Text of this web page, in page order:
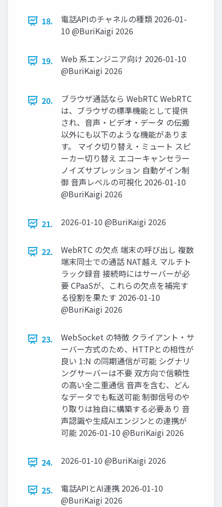
18.
電話APIのチャネルの種類 2026-01-
10 @BuriKaigi 2026
19.
Web 系エンジニア向け 2026-01-10
@BuriKaigi 2026
20.
ブラウザ通話なら WebRTC WebRTC
は、ブラウザの標準機能として提供
され、⾳声・ビデオ・データ の伝搬
以外にも以下のような機能がありま
す。 マイク切り替え・ミュート スピ
ーカー切り替え エコーキャンセラー
ノイズサプレッション ⾃動ゲイン制
御 ⾳声レベルの可視化 2026-01-10
@BuriKaigi 2026
21. 2026-01-10 @BuriKaigi 2026
22.
WebRTC の⽋点 端末の呼び出し 複数
端末同⼠での通話 NAT越え マルチト
ラック録⾳ 接続時にはサーバーが必
要 CPaaSが、これらの⽋点を補完す
る役割を果たす 2026-01-10
@BuriKaigi 2026
23.
WebSocket の特徴 クライアント・サ
ーバー⽅式のため、HTTPとの相性が
良い 1:N の同期通信が可能 シグナリ
ングサーバーは不要 双⽅向で信頼性
の⾼い全⼆重通信 ⾳声を含む、どん
なデータでも転送可能 制御信号のや
り取りは独⾃に構築する必要あり ⾳
声認識や⽣成AIエンジンとの連携が
可能 2026-01-10 @BuriKaigi 2026
24. 2026-01-10 @BuriKaigi 2026
25.
電話APIとAI連携 2026-01-10
@BuriKaigi 2026